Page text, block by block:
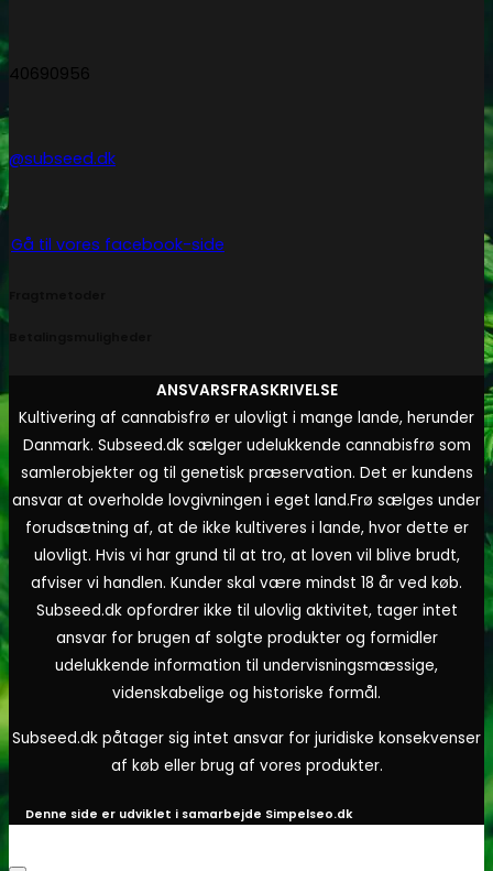
40690956
@subseed.dk
Gå til vores facebook-side
ANSVARSFRASKRIVELSE
Kultivering af cannabisfrø er ulovligt i mange lande, herunder
Danmark. Subseed.dk sælger udelukkende cannabisfrø som
samlerobjekter og til genetisk præservation. Det er kundens
ansvar at overholde lovgivningen i eget land.Frø sælges under
forudsætning af, at de ikke kultiveres i lande, hvor dette er
ulovligt. Hvis vi har grund til at tro, at loven vil blive brudt,
afviser vi handlen. Kunder skal være mindst 18 år ved køb.
Subseed.dk opfordrer ikke til ulovlig aktivitet, tager intet
ansvar for brugen af solgte produkter og formidler
udelukkende information til undervisningsmæssige,
videnskabelige og historiske formål.
Subseed.dk påtager sig intet ansvar for juridiske konsekvenser
af køb eller brug af vores produkter.
Denne side er udviklet i samarbejde Simpelseo.dk